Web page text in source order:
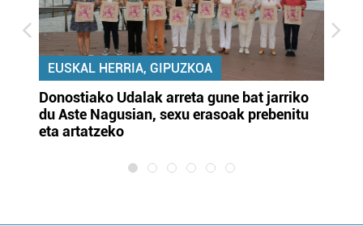
EUSKAL HERRIA, GIPUZKOA
Donostiako Udalak arreta gune bat jarriko
du Aste Nagusian, sexu erasoak prebenitu
eta artatzeko